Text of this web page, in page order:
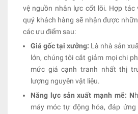
vệ nguồn nhân lực cốt lõi. Hợp tác
quý khách hàng sẽ nhận được
các ưu điểm sau:
Giá gốc tại xưởng: Là nhà sản
lớn, chúng tôi cắt giảm mọi chi
mức giá cạnh tranh nhất thị
lượng nguyên vật liệu.
Năng lực sản xuất mạnh mẽ: N
máy móc tự động hóa, đáp